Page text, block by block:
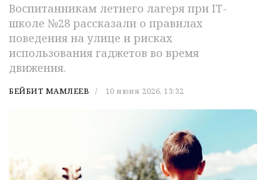
Воспитанникам летнего лагеря при IT-
школе №28 рассказали о правилах
поведения на улице и рисках
использования гаджетов во время
движения.
БЕЙБИТ МАМЛЕЕВ 10 июня 2026, 13:32